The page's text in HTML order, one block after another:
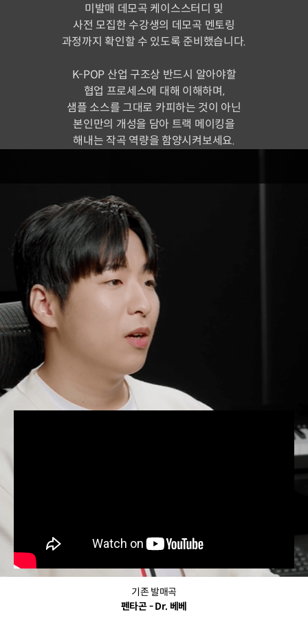
미발매 데모곡 케이스스터디 및
사전 모집한 수강생의 데모곡 멘토링
과정까지 확인할 수 있도록 준비했습니다.
K-POP 산업 구조상 반드시 알아야할
협업 프로세스에 대해 이해하며,
샘플 소스를 그대로 카피하는 것이 아닌
본인만의 개성을 담아 트랙 메이킹을
해내는 작곡 역량을 함양시켜보세요.
실제 작업 과정
케이스스터디를 통해 작곡
및 협업 방식을 익혀봅니다.
Part 01. 작곡 실무 협업 과정
실제 발매곡의 작업기 비하인드와
데모곡 스템 파일을 통해 기획사의 스타일에 맞게
곡을 구성하는 방식에 대해 알아봅니다.
기존 발매곡
펜타곤 - Dr. 베베